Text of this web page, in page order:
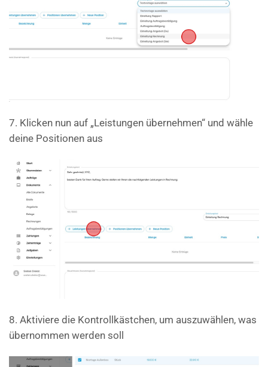
7. Klicken nun auf „Leistungen übernehmen“ und wähle
deine Positionen aus
8. Aktiviere die Kontrollkästchen, um auszuwählen, was
übernommen werden soll